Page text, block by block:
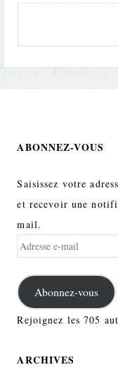
ABONNEZ-VOUS
Saisissez votre
et recevoir une
mail.
Adresse
mail
Abonnez-vous
Rejoignez les 705
ARCHIVES